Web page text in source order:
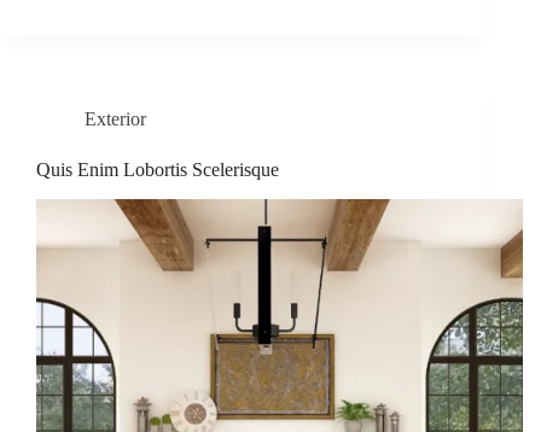
Exterior
Quis Enim Lobortis Scelerisque